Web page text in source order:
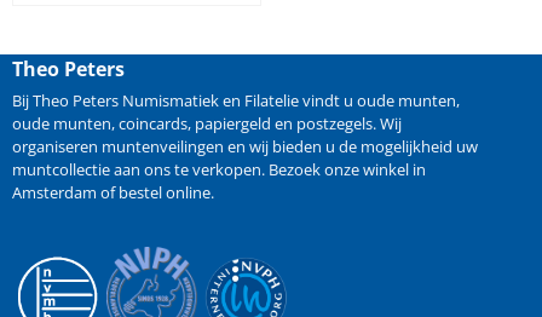
Theo Peters
Bij Theo Peters Numismatiek en Filatelie vindt u oude munten,
oude munten,coincards, papiergeld en postzegels. Wij
organiseren muntenveilingen en wij bieden u de mogelijkheid uw
muntcollectie aan ons te verkopen. Bezoek onze winkel in
Amsterdam of bestel online.